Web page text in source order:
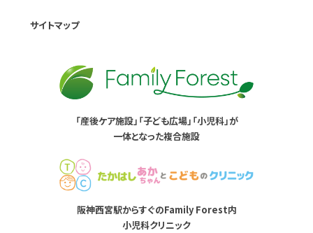
サイトマップ
「産後ケア施設」「子ども広場」「小児科」が
一体となった複合施設
阪神西宮駅からすぐのFamily Forest内
小児科クリニック